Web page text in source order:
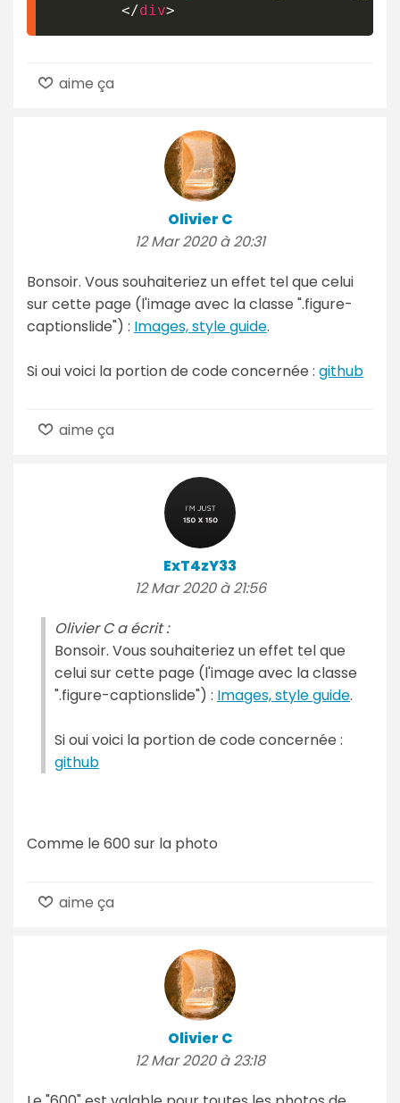
</div>
aime ça
Olivier C
12 Mar 2020 à 20:31
Bonsoir. Vous souhaiteriez un effet tel que celui
sur cette page (l'image avec la classe ".figure-
captionslide") : Images, style guide.
Si oui voici la portion de code concernée : github
aime ça
ExT4zY33
12 Mar 2020 à 21:56
Olivier C a écrit :
Bonsoir. Vous souhaiteriez un effet tel que
celui sur cette page (l'image avec la classe
".figure-captionslide") : Images, style guide.
Si oui voici la portion de code concernée :
github
Comme le 600 sur la photo
aime ça
Olivier C
12 Mar 2020 à 23:18